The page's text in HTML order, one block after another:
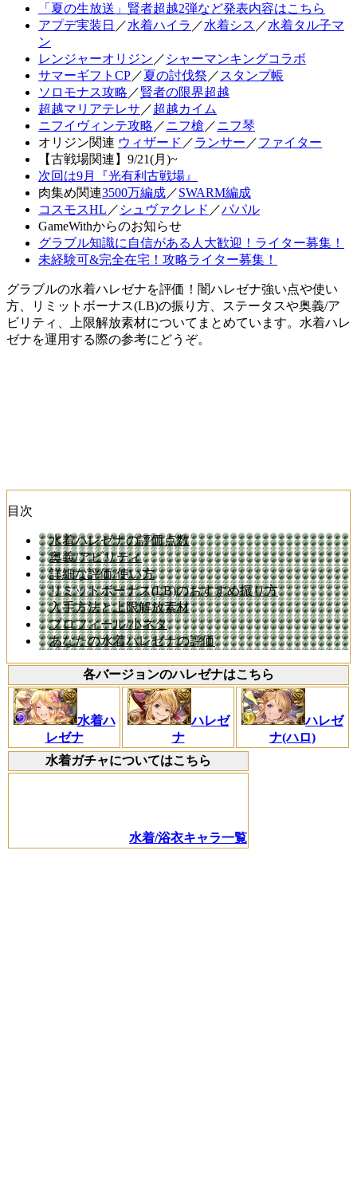
「夏の生放送」賢者超越2弾など発表内容はこちら
アプデ実装日 ／水着ハイラ ／水着シス ／水着タル子マ
ン
レンジャーオリジン ／ シャーマンキングコラボ
サマーギフトCP／夏の討伐祭 ／ スタンプ帳
ソロモナス攻略 ／賢者の限界超越
超越マリアテレサ ／超越カイム
ニフイヴィンテ攻略 ／ニフ槍 ／ニフ琴
オリジン関連 ウィザード ／ランサー ／ファイター
【古戦場関連】9/21(月)~
次回は9月『光有利古戦場』
肉集め関連3500万編成／SWARM編成
コスモスHL ／ シュヴァクレド ／パパル
GameWithからのお知らせ
グラブル知識に自信がある人大歓迎！ライター募集！
未経験可&完全在宅！攻略ライター募集！
グラブルの水着ハレゼナを評価！闇ハレゼナ強い点や使い
方、リミットボーナス(LB)の振り方、ステータスや奥義/ア
ビリティ、上限解放素材についてまとめています。水着ハレ
ゼナを運用する際の参考にどうぞ。
目次
水着ハレゼナの評価点数
奥義/アビリティ
詳細な評価/使い方
リミットボーナス(LB)のおすすめ振り方
入手方法と上限解放素材
プロフィール/小ネタ
あなたの水着ハレゼナの評価
各バージョンのハレゼナはこちら
水着ハ
レゼナ
ハレゼ
ナ
ハレゼ
ナ(ハロ)
水着ガチャについてはこちら
水着/浴衣キャラ一覧